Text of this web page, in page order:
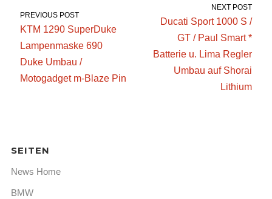
PREVIOUS POST
KTM 1290 SuperDuke
Lampenmaske 690
Duke Umbau /
Motogadget m-Blaze Pin
NEXT POST
Ducati Sport 1000 S /
GT / Paul Smart *
Batterie u. Lima Regler
Umbau auf Shorai
Lithium
SEITEN
News Home
BMW